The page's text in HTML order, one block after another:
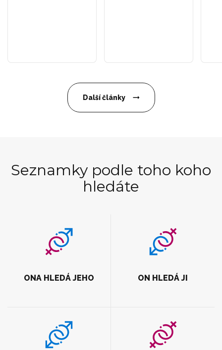
Další články
Seznamky podle toho koho
hledáte
ONA HLEDÁ JEHO ON HLEDÁ JI